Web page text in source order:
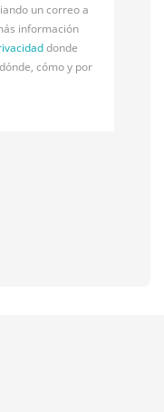
un correo a
información
donde
cómo y por